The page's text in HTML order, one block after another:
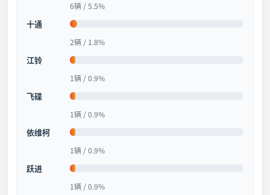
6辆 / 5.5%
十通
2辆 / 1.8%
江铃
1辆 / 0.9%
飞碟
1辆 / 0.9%
依维柯
1辆 / 0.9%
跃进
1辆 / 0.9%